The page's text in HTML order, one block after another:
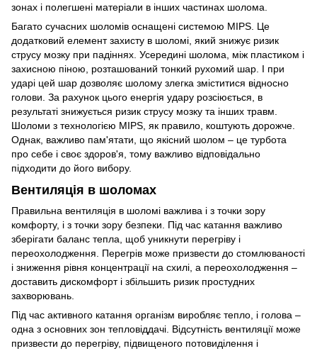
зонах і полегшені матеріали в інших частинах шолома.
Багато сучасних шоломів оснащені системою MIPS. Це
додатковий елемент захисту в шоломі, який знижує ризик
струсу мозку при падіннях. Усередині шолома, між пластиком і
захисною піною, розташований тонкий рухомий шар. І при
ударі цей шар дозволяє шолому злегка зміститися відносно
голови. За рахунок цього енергія удару розсіюється, в
результаті знижується ризик струсу мозку та інших травм.
Шоломи з технологією MIPS, як правило, коштують дорожче.
Однак, важливо пам'ятати, що якісний шолом – це турбота
про себе і своє здоров'я, тому важливо відповідально
підходити до його вибору.
Вентиляція в шоломах
Правильна вентиляція в шоломі важлива і з точки зору
комфорту, і з точки зору безпеки. Під час катання важливо
зберігати баланс тепла, щоб уникнути перегріву і
переохолодження. Перегрів може призвести до стомлюваності
і зниження рівня концентрації на схилі, а переохолодження –
доставить дискомфорт і збільшить ризик простудних
захворювань.
Під час активного катання організм виробляє тепло, і голова –
одна з основних зон тепловіддачі. Відсутність вентиляції може
призвести до перегріву, підвищеного потовиділення і